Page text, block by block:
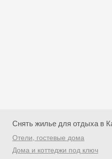
Снять жилье для отдыха в
Отели, гостевые дома
Дома и коттеджи под ключ